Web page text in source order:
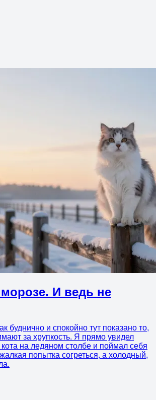
И ведь не
буднично и спокойно тут показано то,
за хрупкость. Я прямо увидел
кота на ледяном столбе и поймал себя
попытка согреться, а холодный,